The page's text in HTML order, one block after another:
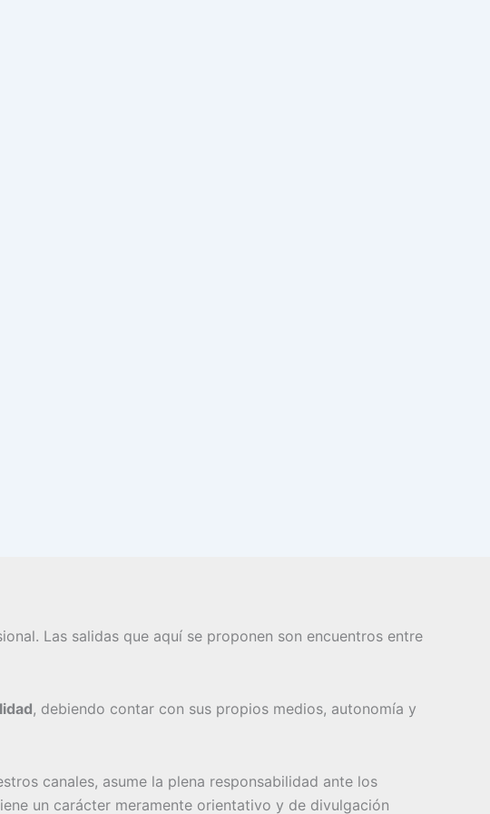
Las salidas que aquí se proponen son encuentros entre
, debiendo contar con sus propios medios, autonomía y
canales, asume la plena responsabilidad ante los
un carácter meramente orientativo y de divulgación